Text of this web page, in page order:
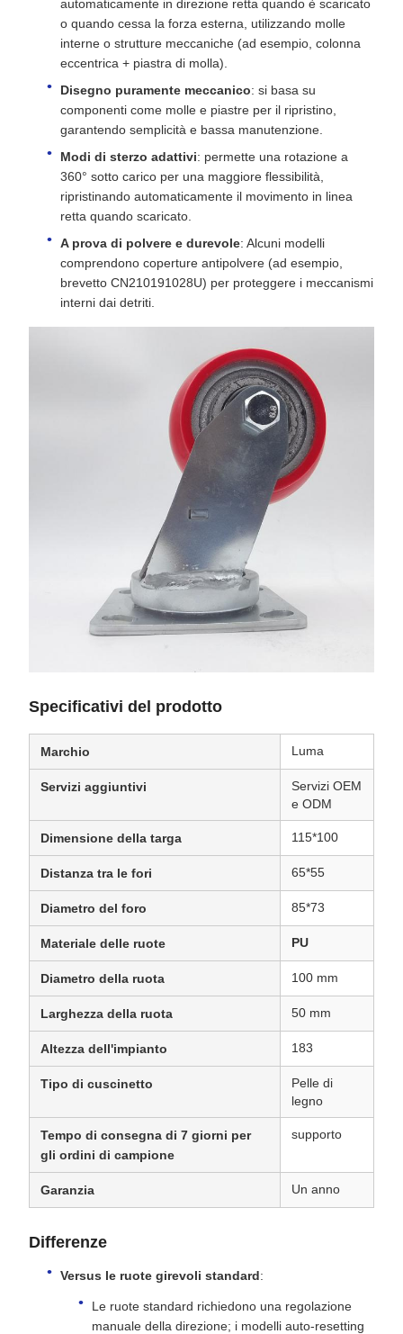
automaticamente in direzione retta quando è scaricato
o quando cessa la forza esterna, utilizzando molle
interne o strutture meccaniche (ad esempio, colonna
eccentrica + piastra di molla).
Disegno puramente meccanico: si basa su
componenti come molle e piastre per il ripristino,
garantendo semplicità e bassa manutenzione.
Modi di sterzo adattivi: permette una rotazione a
360° sotto carico per una maggiore flessibilità,
ripristinando automaticamente il movimento in linea
retta quando scaricato.
A prova di polvere e durevole: Alcuni modelli
comprendono coperture antipolvere (ad esempio,
brevetto CN210191028U) per proteggere i meccanismi
interni dai detriti.
Specificativi del prodotto
Marchio Luma
Servizi aggiuntivi
Servizi OEM
e ODM
Dimensione della targa 115*100
Distanza tra le fori 65*55
Diametro del foro 85*73
Materiale delle ruote PU
Diametro della ruota 100 mm
Larghezza della ruota 50 mm
Altezza dell'impianto 183
Tipo di cuscinetto
Pelle di
legno
Tempo di consegna di 7 giorni per
gli ordini di campione
supporto
Garanzia Un anno
Differenze
Versus le ruote girevoli standard:
Le ruote standard richiedono una regolazione
manuale della direzione; i modelli auto-resetting